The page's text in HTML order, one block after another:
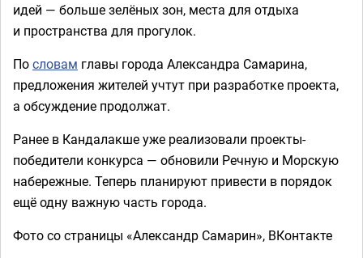
идей — больше зелёных зон, места для отдыха
и пространства для прогулок.
Пословам главы города Александра Самарина,
предложения жителей учтут при разработке проекта,
а обсуждение продолжат.
Ранее в Кандалакше уже реализовали проекты-
победители конкурса — обновили Речную и Морскую
набережные. Теперь планируют привести в порядок
ещё одну важную часть города.
Фото со страницы «Александр Самарин», ВКонтакте